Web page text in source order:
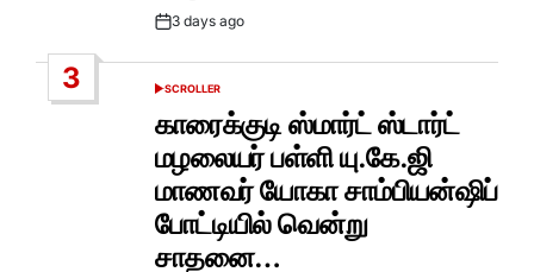
Post3 days ago
3
POSTED
SCROLLER
காரைக்குடி ஸ்மார்ட் ஸ்டார்ட்
மழலையர் பள்ளி யு.கே.ஜி
மாணவர் யோகா சாம்பியன்ஷிப்
போட்டியில் வென்று
சாதனை…